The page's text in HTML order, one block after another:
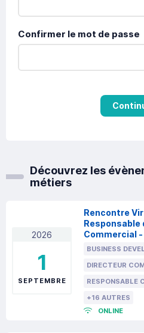
Confirmer le mot de passe
Découvrez les
métiers
2026
1
SEPTEMBRE
Rencontre
Responsable
Commercial
BUSINESS
DIRECTEUR
RESPONSABLE
+16 AUTRES
ONLINE